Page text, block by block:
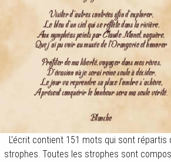
L'écrit contient 151 mots qui sont répartis
strophes. Toutes les strophes sont